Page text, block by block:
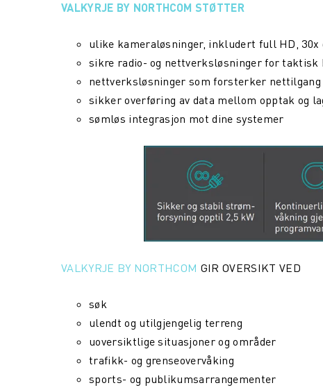
VALKYRJE BY NORTHCOM STØTTER
ulike kameraløsninger, inkludert full HD, 30x
sikre radio- og nettverksløsninger for taktisk
nettverksløsninger som forsterker
sikker overføring av data mellom opptak og
sømløs integrasjon mot dine systemer
VALKYRJE BY NORTHCOM GIR OVERSIKT VED
søk
ulendt og utilgjengelig terreng
uoversiktlige situasjoner og områder
trafikk- og grenseovervåking
sports- og publikumsarrangementer